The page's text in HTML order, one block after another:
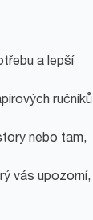
a lepší
ručníků
nebo tam,
vás upozorní,